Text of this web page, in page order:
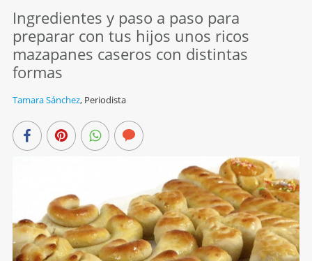
Ingredientes y paso a paso para
preparar con tus hijos unos ricos
mazapanes caseros con distintas
formas
Tamara Sánchez, Periodista